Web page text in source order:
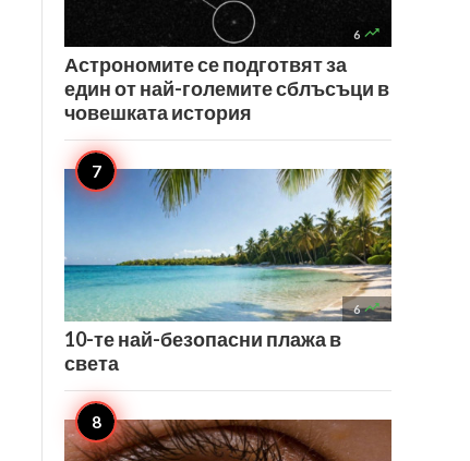
6 
Астрономите се подготвят за
един от най-големите сблъсъци в
човешката история
6 
10-те най-безопасни плажа в
света